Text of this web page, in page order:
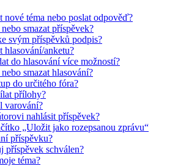
nové téma nebo poslat odpověď?
smazat příspěvek?
svým příspěvků podpis?
hlasování/anketu?
do hlasování více možností?
smazat hlasování?
do určitého fóra?
přílohy?
varování?
nahlásit příspěvek?
„Uložit jako rozepsanou zprávu“
příspěvku?
příspěvek schválen?
téma?